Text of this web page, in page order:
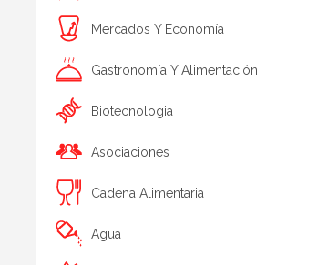
Mercados Y Economía
Gastronomía Y Alimentación
Biotecnologia
Asociaciones
Cadena Alimentaria
Agua